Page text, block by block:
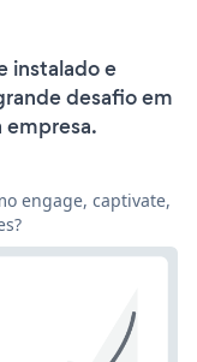
instalado e
desafio em
empresa.
engage, captivate,